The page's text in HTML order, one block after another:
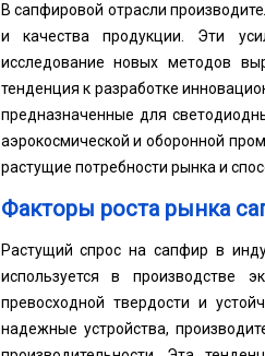
В сапфировой отрасли
и качества продукции. Эти
исследование новых методов
тенденция к разработке
предназначенные для
аэрокосмической и оборонной
растущие потребности рынка и
Факторы роста рынка
Растущий спрос на сапфир в
используется в производстве
превосходной твердости и
надежные устройства,